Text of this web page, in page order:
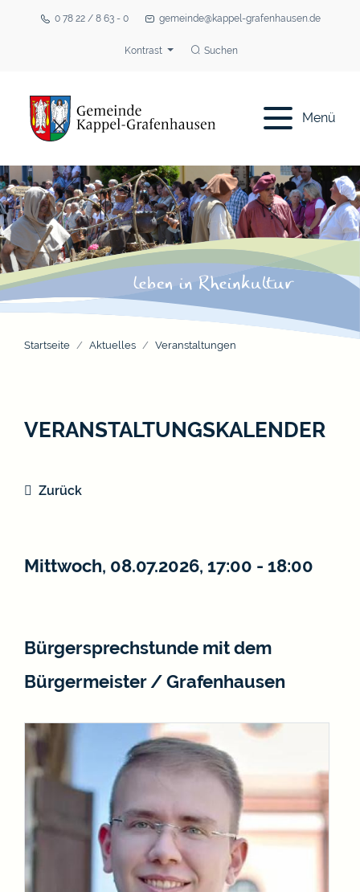
0 78 22 / 8 63 - 0 gemeinde@kappel-grafenhausen.de
Kontrast Suchen
Menü
Startseite Aktuelles Veranstaltungen
VERANSTALTUNGSKALENDER
Zurück
Mittwoch, 08.07.2026, 17:00 - 18:00
Bürgersprechstunde mit dem
Bürgermeister / Grafenhausen